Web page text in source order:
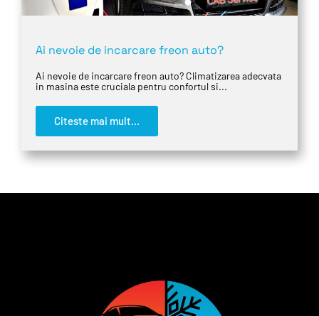
Ai nevoie de incarcare freon auto?
Ai nevoie de incarcare freon auto? Climatizarea adecvata
in masina este cruciala pentru confortul si...
Citeste mai mult...